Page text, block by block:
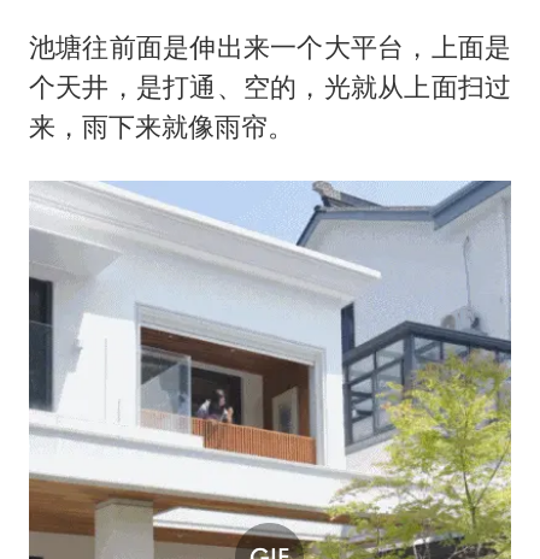
池塘往前面是伸出来一个大平台，上面是
个天井，是打通、空的，光就从上面扫过
来，雨下来就像雨帘。